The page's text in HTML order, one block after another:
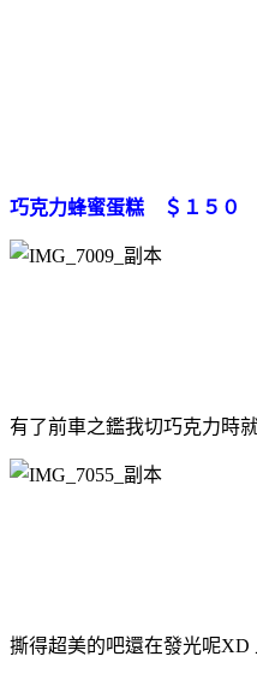
巧克力蜂蜜蛋糕 ＄１５０
有了前車之鑑我切巧克力時
撕得超美的吧還在發光呢